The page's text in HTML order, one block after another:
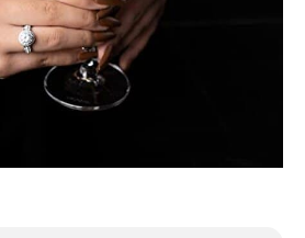
ensemble de
verres à cocktail
en cristal est livré
avec un coffret
cadeau de qualité
pour toutes les